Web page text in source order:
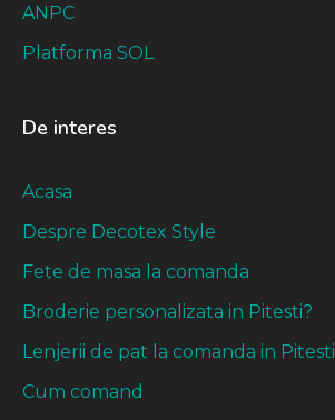
ANPC
Platforma SOL
De interes
Acasa
Despre Decotex Style
Fete de masa la comanda
Broderie personalizata in Pitesti?
Lenjerii de pat la comanda in Pitesti
Cum comand